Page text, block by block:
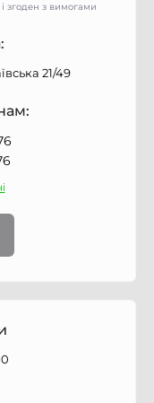
і згоден з вимогами
21/49